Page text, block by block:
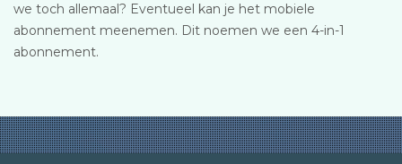
we toch allemaal? Eventueel kan je het mobiele
abonnement meenemen. Dit noemen we een 4-in-1
abonnement.